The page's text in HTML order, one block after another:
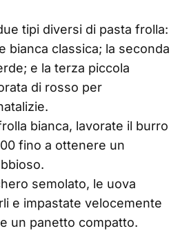
tipi diversi di pasta frolla:
bianca classica; la seconda
e la terza piccola
di rosso per
bianca, lavorate il burro
fino a ottenere un
semolato, le uova
e impastate velocemente
un panetto compatto.